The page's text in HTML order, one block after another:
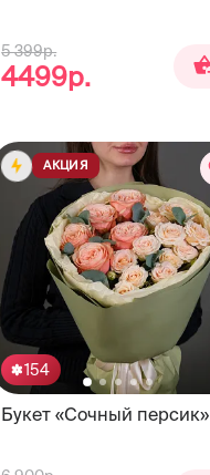
5 399р.
4499р.
154
Букет «Сочный персик»
АКЦИЯ